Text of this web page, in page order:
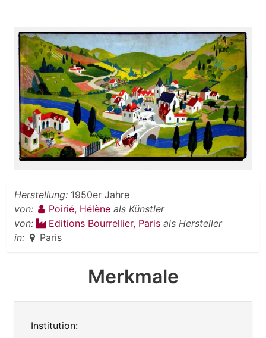
Herstellung: 1950er Jahre
von:
Poirié, Hélène als Künstler
von:
Editions Bourrellier, Paris als Hersteller
in:
Paris
Merkmale
Institution: